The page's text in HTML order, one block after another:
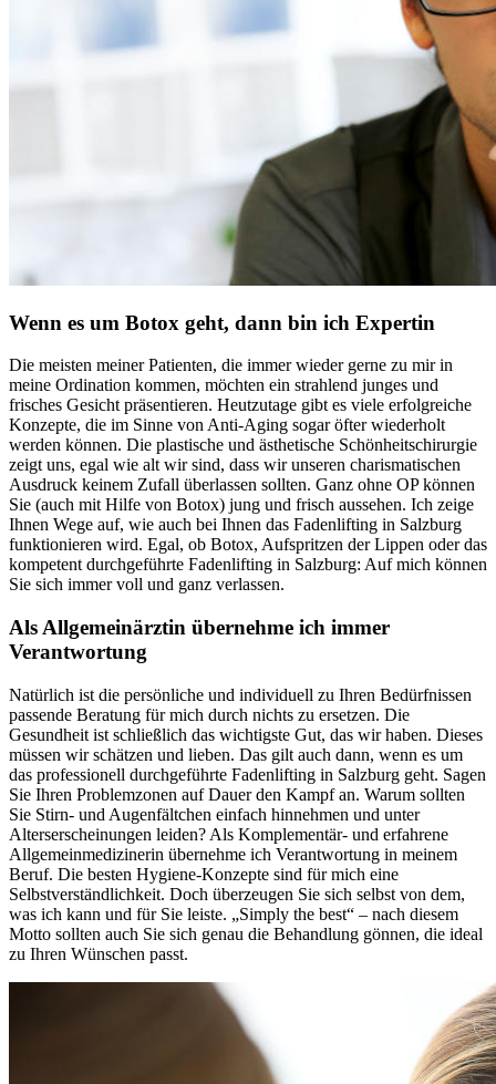
Wenn es um Botox geht, dann bin ich Expertin
Die meisten meiner Patienten, die immer wieder gerne zu mir in
meine Ordination kommen, möchten ein strahlend junges und
frisches Gesicht präsentieren. Heutzutage gibt es viele erfolgreiche
Konzepte, die im Sinne von Anti-Aging sogar öfter wiederholt
werden können. Die plastische und ästhetische Schönheitschirurgie
zeigt uns, egal wie alt wir sind, dass wir unseren charismatischen
Ausdruck keinem Zufall überlassen sollten. Ganz ohne OP können
Sie (auch mit Hilfe von Botox) jung und frisch aussehen. Ich zeige
Ihnen Wege auf, wie auch bei Ihnen das Fadenlifting in Salzburg
funktionieren wird. Egal, ob Botox, Aufspritzen der Lippen oder das
kompetent durchgeführte Fadenlifting in Salzburg: Auf mich können
Sie sich immer voll und ganz verlassen.
Als Allgemeinärztin übernehme ich immer
Verantwortung
Natürlich ist die persönliche und individuell zu Ihren Bedürfnissen
passende Beratung für mich durch nichts zu ersetzen. Die
Gesundheit ist schließlich das wichtigste Gut, das wir haben. Dieses
müssen wir schätzen und lieben. Das gilt auch dann, wenn es um
das professionell durchgeführte Fadenlifting in Salzburg geht. Sagen
Sie Ihren Problemzonen auf Dauer den Kampf an. Warum sollten
Sie Stirn- und Augenfältchen einfach hinnehmen und unter
Alterserscheinungen leiden? Als Komplementär- und erfahrene
Allgemeinmedizinerin übernehme ich Verantwortung in meinem
Beruf. Die besten Hygiene-Konzepte sind für mich eine
Selbstverständlichkeit. Doch überzeugen Sie sich selbst von dem,
was ich kann und für Sie leiste. „Simply the best“ – nach diesem
Motto sollten auch Sie sich genau die Behandlung gönnen, die ideal
zu Ihren Wünschen passt.